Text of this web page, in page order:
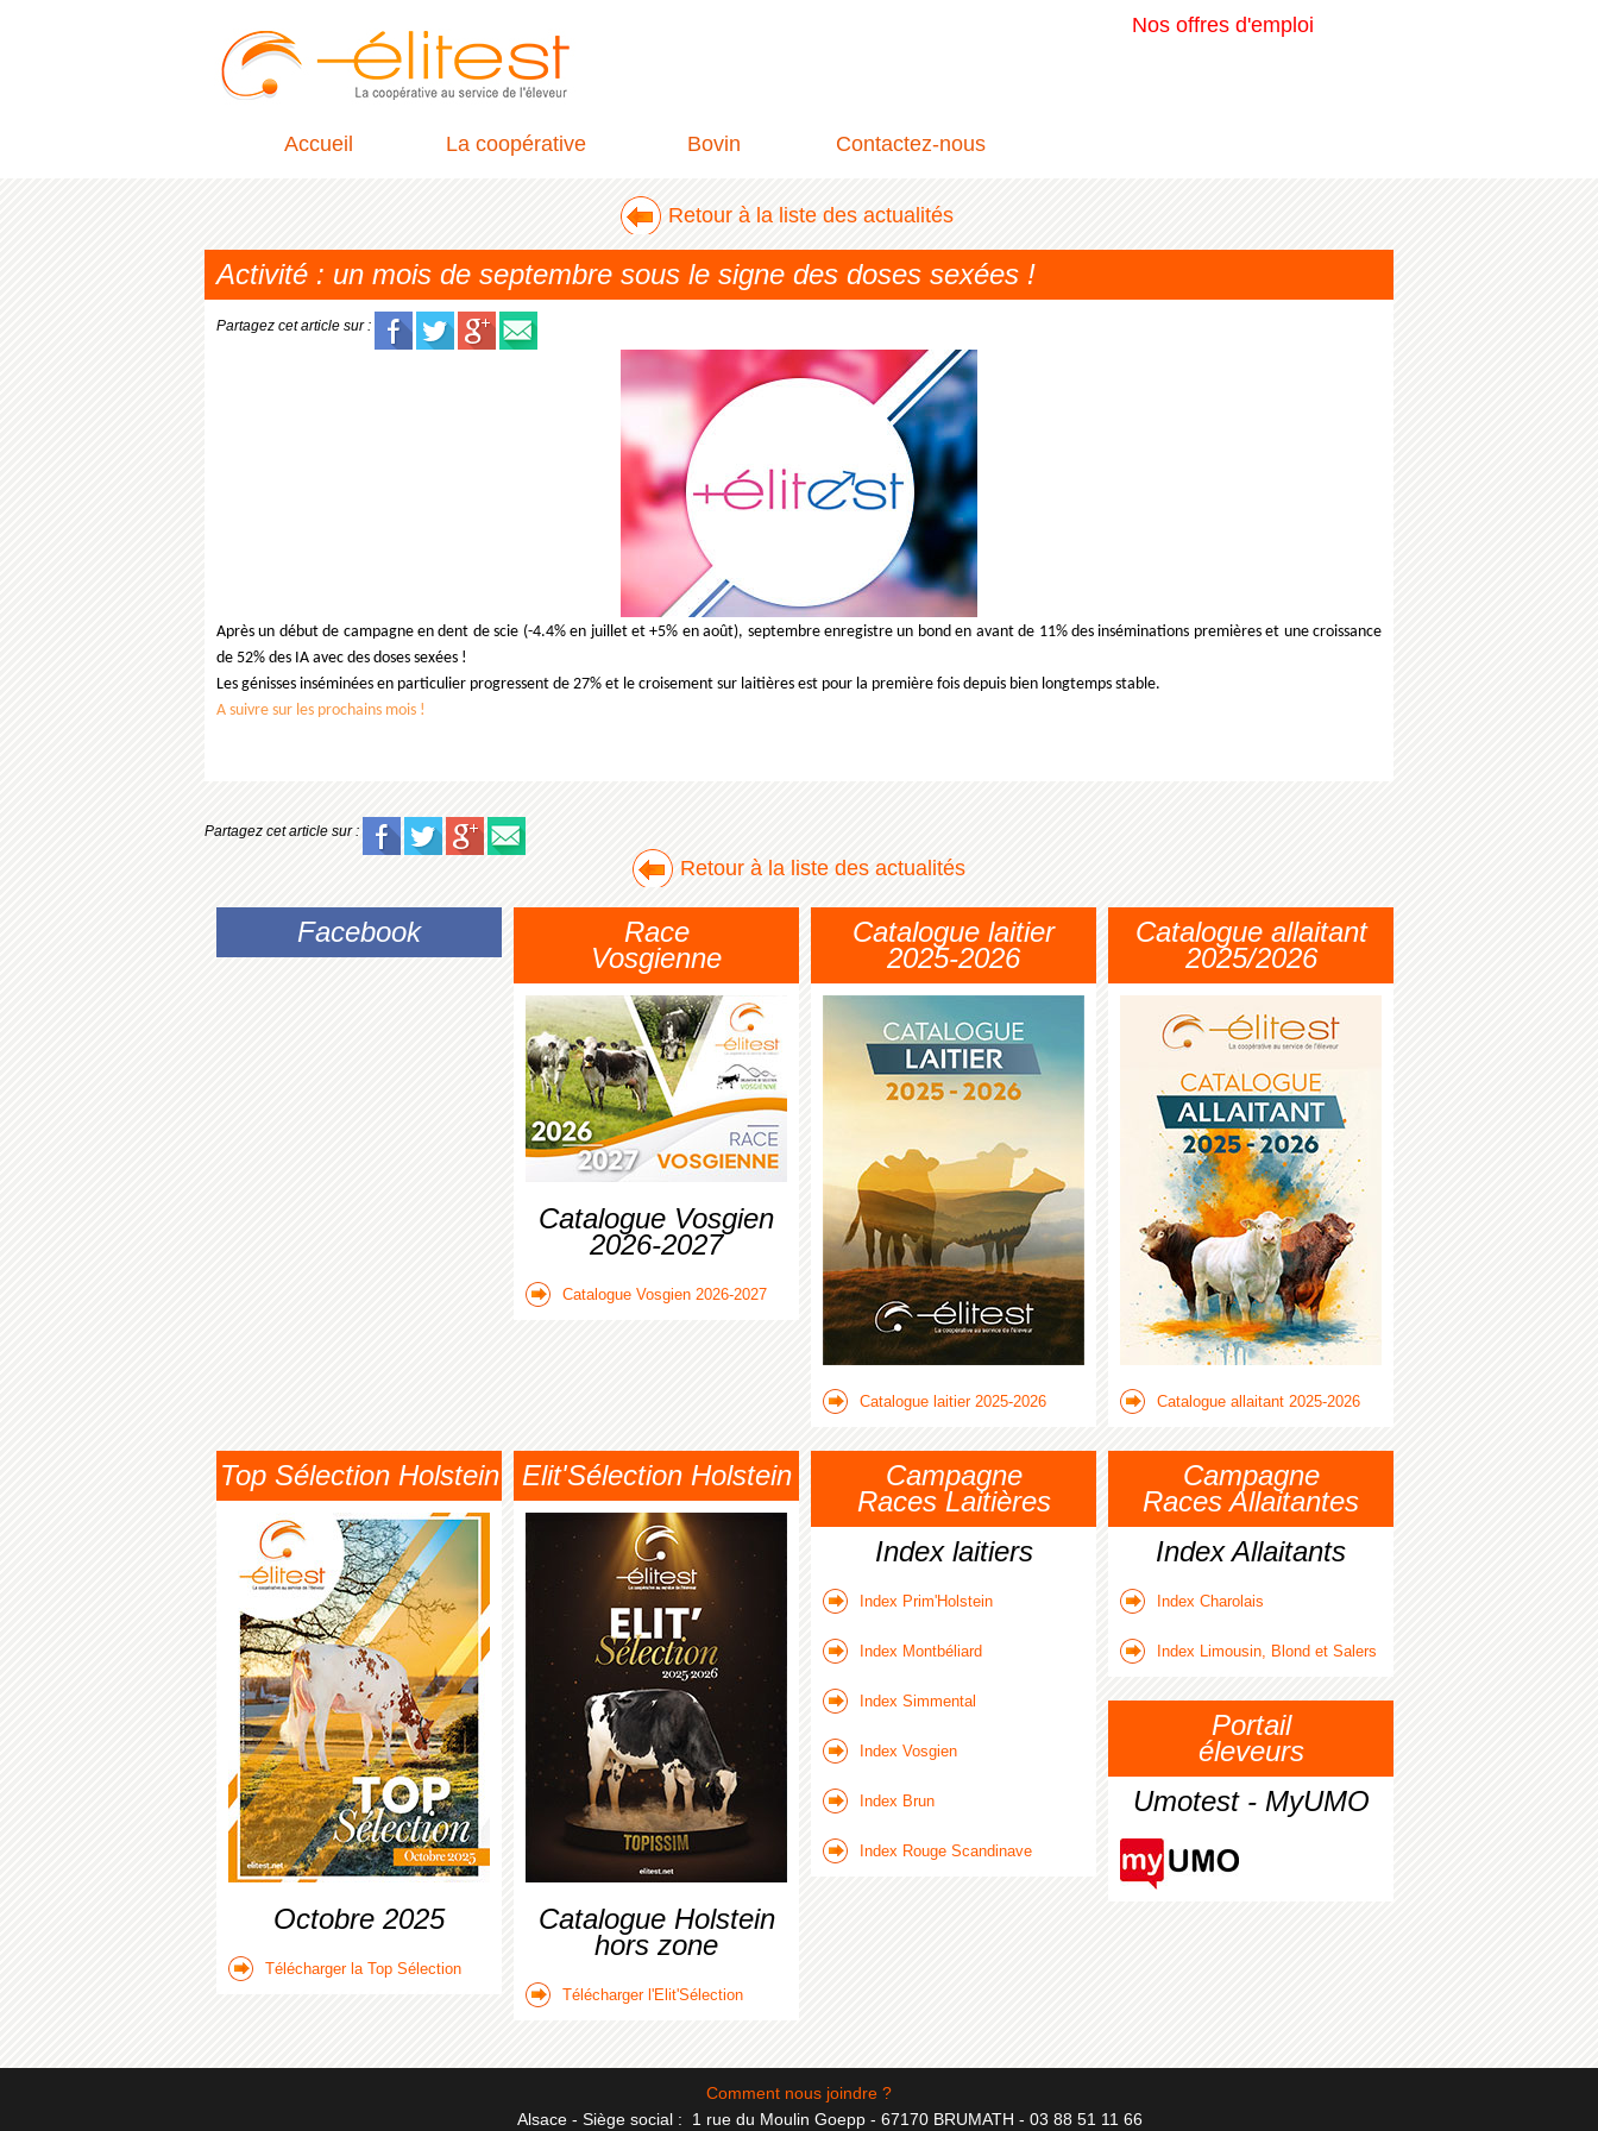
Nos offres d'emploi
Accueil La coopérative Bovin Contactez-nous
Retour à la liste des actualités
Activité : un mois de septembre sous le signe des doses sexées !
Partagez cet article sur :
Après un début de campagne en dent de scie (-4.4% en juillet et +5% en août), septembre enregistre un bond en avant de 11% des inséminations premières et une croissance
de 52% des IA avec des doses sexées !
Les génisses inséminées en particulier progressent de 27% et le croisement sur laitières est pour la première fois depuis bien longtemps stable.
A suivre sur les prochains mois !
Partagez cet article sur :
Retour à la liste des actualités
Facebook
Race
Vosgienne
Catalogue Vosgien
2026-2027
Catalogue Vosgien 2026-2027
Catalogue laitier
2025-2026
Catalogue laitier 2025-2026
Catalogue allaitant
2025/2026
Catalogue allaitant 2025-2026
Top Sélection Holstein
Octobre 2025
Télécharger la Top Sélection
Elit'Sélection Holstein
Catalogue Holstein
hors zone
Télécharger l'Elit'Sélection
Campagne
Races Laitières
Index laitiers
Index Prim'Holstein
Index Montbéliard
Index Simmental
Index Vosgien
Index Brun
Index Rouge Scandinave
Campagne
Races Allaitantes
Index Allaitants
Index Charolais
Index Limousin, Blond et Salers
Portail
éleveurs
Umotest - MyUMO
Comment nous joindre ?
Alsace - Siège social : 1 rue du Moulin Goepp - 67170 BRUMATH - 03 88 51 11 66